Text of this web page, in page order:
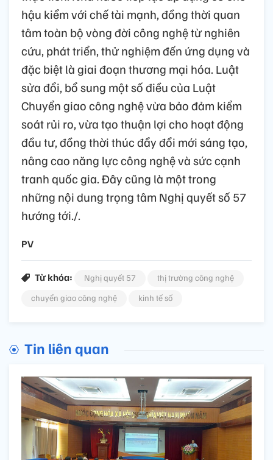
hậu kiểm với chế tài mạnh, đồng thời quan
tâm toàn bộ vòng đời công nghệ từ nghiên
cứu, phát triển, thử nghiệm đến ứng dụng và
đặc biệt là giai đoạn thương mại hóa. Luật
sửa đổi, bổ sung một số điều của Luật
Chuyển giao công nghệ vừa bảo đảm kiểm
soát rủi ro, vừa tạo thuận lợi cho hoạt động
đầu tư, đồng thời thúc đẩy đổi mới sáng tạo,
nâng cao năng lực công nghệ và sức cạnh
tranh quốc gia. Đây cũng là một trong
những nội dung trọng tâm Nghị quyết số 57
hướng tới./.
PV
Từ khóa: Nghị quyết 57
thị trường công nghệ
chuyển giao công nghệ
kinh tế số
Tin liên quan